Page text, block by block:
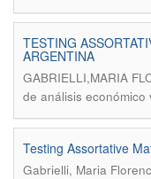
TESTING
ARGENTINA
GABRIELLI,MARIA
de análisis económico
Testing Assortative
Gabrielli, Maria